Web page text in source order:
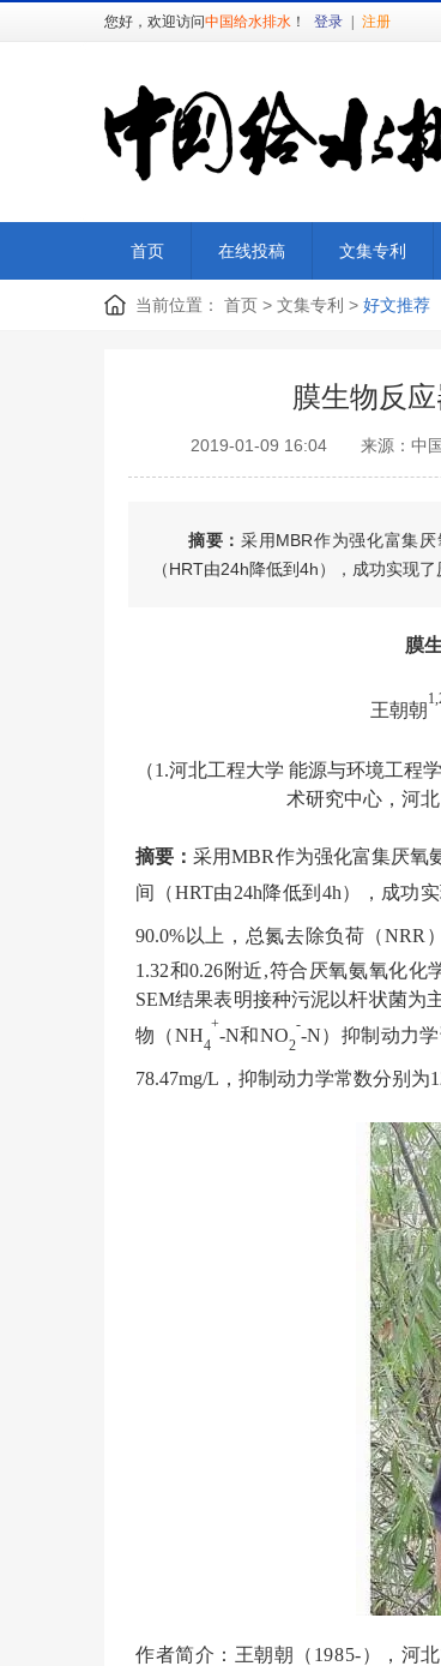
您好，欢迎访问中国给水排水 ！ 登录 注册
首页 在线投稿 文集专利
当前位置： 首页 > 文集专利 > 好文推荐
膜生物反
2019-01-09 16:04 来源：中
摘要：采用MBR作为强化富集
（HRT由24h降低到4h），成功实现了
膜
王朝朝
1,
（1.河北工程大学 能源与环境工程
术研究中心，河北
摘要：采用MBR作为强化富集厌氧
间（HRT由24h降低到4h），成功
90.0%以上，总氮去除负荷（NRR
1.32和0.26附近,符合厌氧氨氧化
SEM结果表明接种污泥以杆状菌为
物（NH
4
+
-N和NO
2
-
-N）抑制动力
78.47mg/L，抑制动力学常数分别为
作者简介：王朝朝（1985-），河